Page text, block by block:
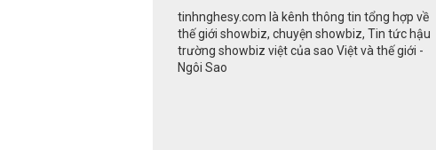
tinhnghesy.com là kênh thông tin tổng hợp về
thế giới showbiz, chuyện showbiz, Tin tức hậu
trường showbiz việt của sao Việt và thế giới -
Ngôi Sao